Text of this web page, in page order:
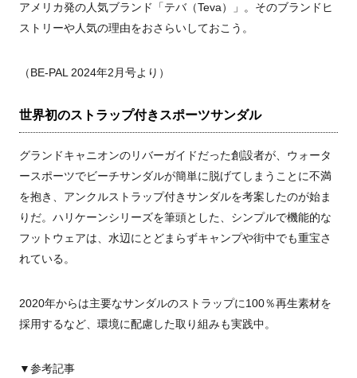
アメリカ発の人気ブランド「テバ（Teva）」。そのブランドヒ
ストリーや人気の理由をおさらいしておこう。
（BE-PAL 2024年2月号より）
世界初のストラップ付きスポーツサンダル
グランドキャニオンのリバーガイドだった創設者が、ウォータ
ースポーツでビーチサンダルが簡単に脱げてしまうことに不満
を抱き、アンクルストラップ付きサンダルを考案したのが始ま
りだ。ハリケーンシリーズを筆頭とした、シンプルで機能的な
フットウェアは、水辺にとどまらずキャンプや街中でも重宝さ
れている。
2020年からは主要なサンダルのストラップに100％再生素材を
採用するなど、環境に配慮した取り組みも実践中。
▼参考記事